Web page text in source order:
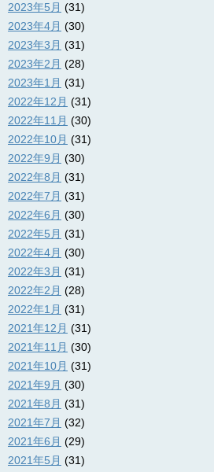
2023年5月 (31)
2023年4月 (30)
2023年3月 (31)
2023年2月 (28)
2023年1月 (31)
2022年12月 (31)
2022年11月 (30)
2022年10月 (31)
2022年9月 (30)
2022年8月 (31)
2022年7月 (31)
2022年6月 (30)
2022年5月 (31)
2022年4月 (30)
2022年3月 (31)
2022年2月 (28)
2022年1月 (31)
2021年12月 (31)
2021年11月 (30)
2021年10月 (31)
2021年9月 (30)
2021年8月 (31)
2021年7月 (32)
2021年6月 (29)
2021年5月 (31)